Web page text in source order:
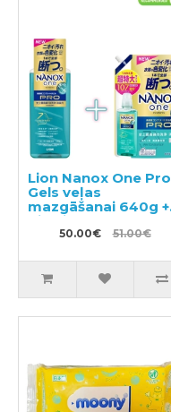
Lion Nanox One Pro
Gels veļas
mazgāšanai 640g +
pildviela 1070g
50.00€ 51.00€